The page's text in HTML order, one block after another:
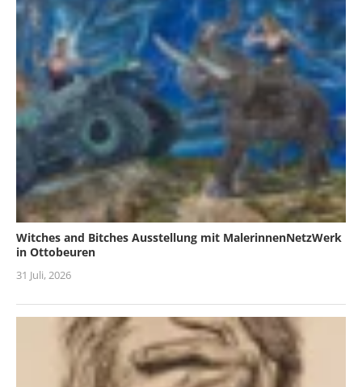
Witches and Bitches Ausstellung mit MalerinnenNetzWerk
in Ottobeuren
31 Juli, 2026